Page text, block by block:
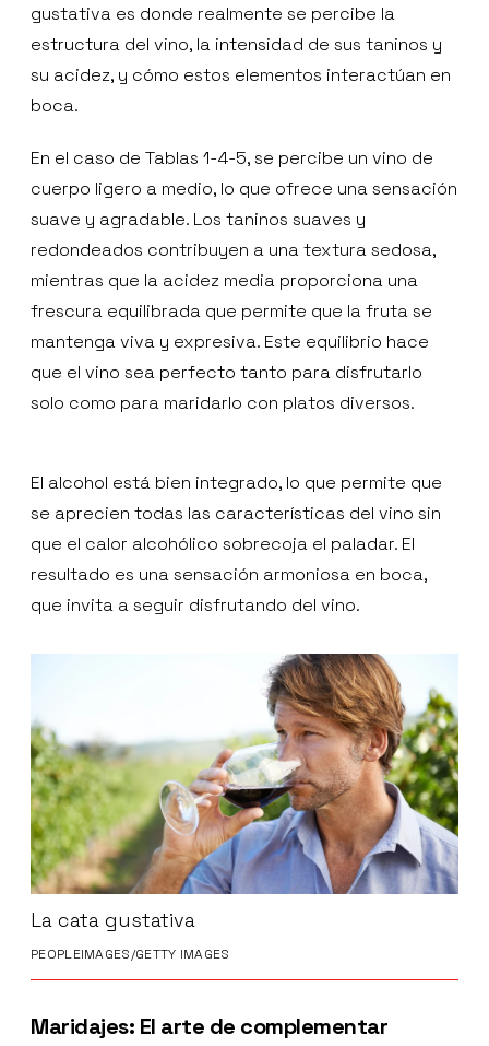
gustativa es donde realmente se percibe la
estructura del vino, la intensidad de sus taninos y
su acidez, y cómo estos elementos interactúan en
boca.
En el caso de Tablas 1-4-5, se percibe un vino de
cuerpo ligero a medio, lo que ofrece una sensación
suave y agradable. Los taninos suaves y
redondeados contribuyen a una textura sedosa,
mientras que la acidez media proporciona una
frescura equilibrada que permite que la fruta se
mantenga viva y expresiva. Este equilibrio hace
que el vino sea perfecto tanto para disfrutarlo
solo como para maridarlo con platos diversos.
El alcohol está bien integrado, lo que permite que
se aprecien todas las características del vino sin
que el calor alcohólico sobrecoja el paladar. El
resultado es una sensación armoniosa en boca,
que invita a seguir disfrutando del vino.
La cata gustativa
PEOPLEIMAGES/GETTY IMAGES
Maridajes: El arte de complementar